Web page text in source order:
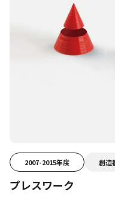
2007-2015年度 創造
プレスワーク